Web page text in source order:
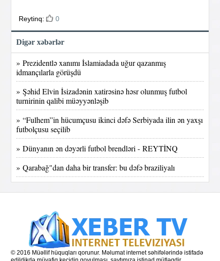
Reytinq: 0
Digər xəbərlər
» Prezidentlə xanımı İslamiadada uğur qazanmış
idmançılarla görüşdü
» Şəhid Elvin İsizadənin xatirəsinə həsr olunmuş futbol
turnirinin qalibi müəyyənləşib
» “Fulhem”in hücumçusu ikinci dəfə Serbiyada ilin ən yaxşı
futbolçusu seçilib
» Dünyanın ən dəyərli futbol brendləri - REYTİNQ
» Qarabağ"dan daha bir transfer: bu dəfə braziliyalı
© 2016 Müəllif hüquqları qorunur. Məlumat internet səhifələrində istifadə